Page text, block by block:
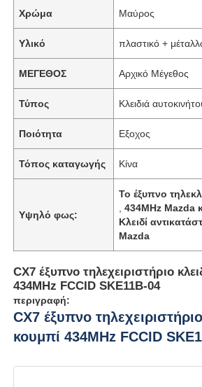
Χρώμα Μαύρος
Υλικό πλαστικό +
ΜΕΓΕΘΟΣ Αρχικό Μέγεθος
Τύπος Κλειδιά
Ποιότητα Εξοχος
Τόπος καταγωγής Κίνα
Υψηλό φως:
Το έξυπνο
,434MHz Mazda
Κλειδί
Mazda
CX7 έξυπνο τηλεχειριστήριο
434MHz FCCID SKE11B-04
περιγραφή:
CX7 έξυπνο
κουμπί 434MHz FCCID